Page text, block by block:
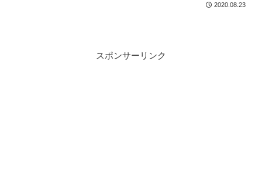
2020.08.23
スポンサーリンク